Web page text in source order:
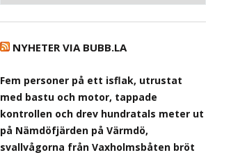
NYHETER VIA BUBB.LA
Fem personer på ett isflak, utrustat
med bastu och motor, tappade
kontrollen och drev hundratals meter ut
på Nämdöfjärden på Värmdö,
svallvågorna från Vaxholmsbåten bröt